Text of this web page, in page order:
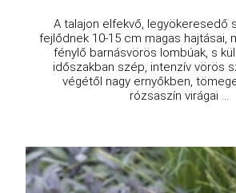
A talajon elfekvő, legyökeresedő
fejlődnek 10-15 cm magas hajtásai,
fénylő barnásvörös lombúak, s
időszakban szép, intenzív vörös
végétől nagy ernyőkben,
rózsaszín virágai ...